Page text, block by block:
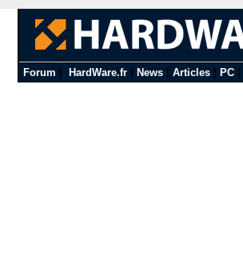
Forum HardWare.fr| News| Articles| PC|